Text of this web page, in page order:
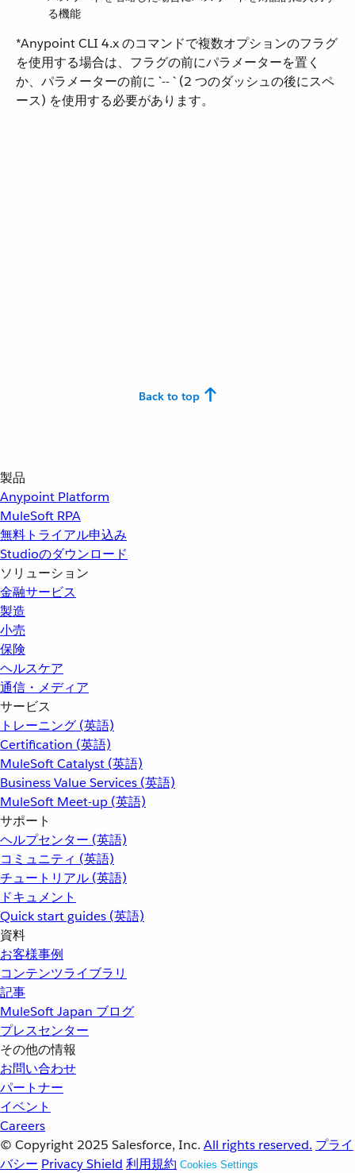
る機能
*Anypoint CLI 4.x のコマンドで複数オプションのフラグ
を使用する場合は、フラグの前にパラメーターを置く
か、パラメーターの前に ​`-- `​ (2 つのダッシュの後にスペ
ース) を使用する必要があります。
Back to top
製品
Anypoint Platform
MuleSoft RPA
無料トライアル申込み
Studioのダウンロード
ソリューション
金融サービス
製造
小売
保険
ヘルスケア
通信・メディア
サービス
トレーニング (英語)
Certification (英語)
MuleSoft Catalyst (英語)
Business Value Services (英語)
MuleSoft Meet-up (英語)
サポート
ヘルプセンター (英語)
コミュニティ (英語)
チュートリアル (英語)
ドキュメント
Quick start guides (英語)
資料
お客様事例
コンテンツライブラリ
記事
MuleSoft Japan ブログ
プレスセンター
その他の情報
お問い合わせ
パートナー
イベント
Careers
© Copyright 2025 Salesforce, Inc. All rights reserved. プライ
バシー Privacy Shield 利用規約 Cookies Settings